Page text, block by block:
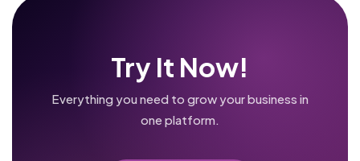
Try It Now!
Everything you need to grow your business in
one platform.